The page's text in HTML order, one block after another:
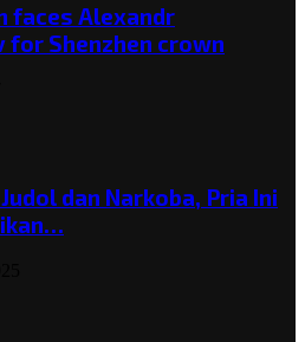
faces Alexandr
for Shenzhen crown
dan Narkoba, Pria Ini